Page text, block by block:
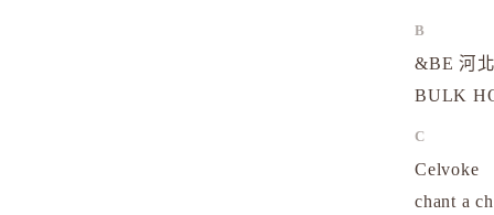
B
&BE 河
BULK
C
Celvoke
chant a